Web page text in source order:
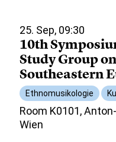
25. Sep, 09:30
10th
Study Group
Southeastern
Ethnomusikologie
Room K0101,
Wien